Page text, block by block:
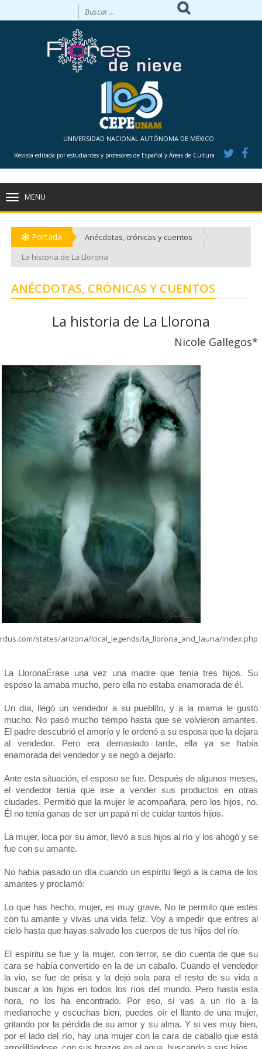
UNIVERSIDAD NACIONAL AUTÓNOMA DE MÉXICO
Revista editada por estudiantes y profesores de Español y Áreas de Cultura
MENU
Portada
Anécdotas, crónicas y cuentos
La historia de La Llorona
ANÉCDOTAS, CRÓNICAS Y CUENTOS
La historia de La Llorona
Nicole Gallegos*
states/arizona/local_legends/la_llorona_and_launa/index.php
La LloronaÉrase una vez una madre que tenía tres hijos. Su
esposo la amaba mucho, pero ella no estaba enamorada de él.
Un día, llegó un vendedor a su pueblito, y a la mama le gustó
mucho. No pasó mucho tiempo hasta que se volvieron amantes.
El padre descubrió el amorío y le ordenó a su esposa que la dejara
al vendedor. Pero era demasiado tarde, ella ya se había
enamorada del vendedor y se negó a dejarlo.
Ante esta situación, el esposo se fue. Después de algunos meses,
el vendedor tenía que irse a vender sus productos en otras
ciudades. Permitió que la mujer le acompañara, pero los hijos, no.
Él no tenía ganas de ser un papá ni de cuidar tantos hijos.
La mujer, loca por su amor, llevó a sus hijos al río y los ahogó y se
fue con su amante.
No había pasado un día cuando un espíritu llegó a la cama de los
amantes y proclamó:
Lo que has hecho, mujer, es muy grave. No te permito que estés
con tu amante y vivas una vida feliz. Voy a impedir que entres al
cielo hasta que hayas salvado los cuerpos de tus hijos del río.
El espíritu se fue y la mujer, con terror, se dio cuenta de que su
cara se había convertido en la de un caballo. Cuando el vendedor
la vio, se fue de prisa y la dejó sola para el resto de su vida a
buscar a los hijos en todos los ríos del mundo. Pero hasta esta
hora, no los ha encontrado. Por eso, si vas a un río a la
medianoche y escuchas bien, puedes oír el llanto de una mujer,
gritando por la pérdida de su amor y su alma. Y si ves muy bien,
por el lado del río, hay una mujer con la cara de caballo que está